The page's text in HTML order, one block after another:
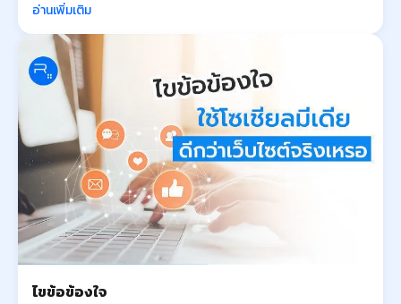
อ่านเพิ่มเติม
ไขข้อข้องใจ